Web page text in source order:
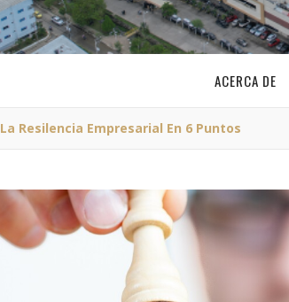
ACERCA DE
La Resilencia Empresarial En 6 Puntos